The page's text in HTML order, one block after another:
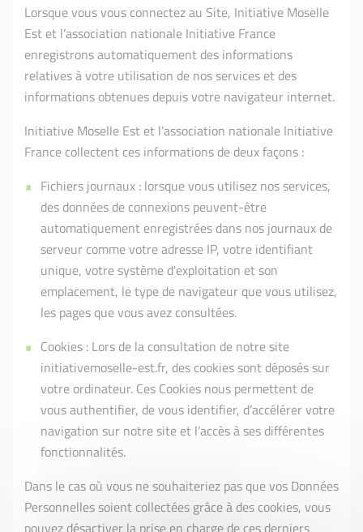
Lorsque vous vous connectez au Site, Initiative Moselle
Est et l’association nationale Initiative France
enregistrons automatiquement des informations
relatives à votre utilisation de nos services et des
informations obtenues depuis votre navigateur internet.
Initiative Moselle Est et l’association nationale Initiative
France collectent ces informations de deux façons :
Fichiers journaux : lorsque vous utilisez nos services,
des données de connexions peuvent-être
automatiquement enregistrées dans nos journaux de
serveur comme votre adresse IP, votre identifiant
unique, votre système d'exploitation et son
emplacement, le type de navigateur que vous utilisez,
les pages que vous avez consultées.
Cookies : Lors de la consultation de notre site
initiativemoselle-est.fr, des cookies sont déposés sur
votre ordinateur. Ces Cookies nous permettent de
vous authentifier, de vous identifier, d’accélérer votre
navigation sur notre site et l’accès à ses différentes
fonctionnalités.
Dans le cas où vous ne souhaiteriez pas que vos Données
Personnelles soient collectées grâce à des cookies, vous